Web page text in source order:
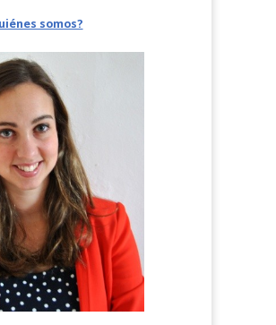
somos?